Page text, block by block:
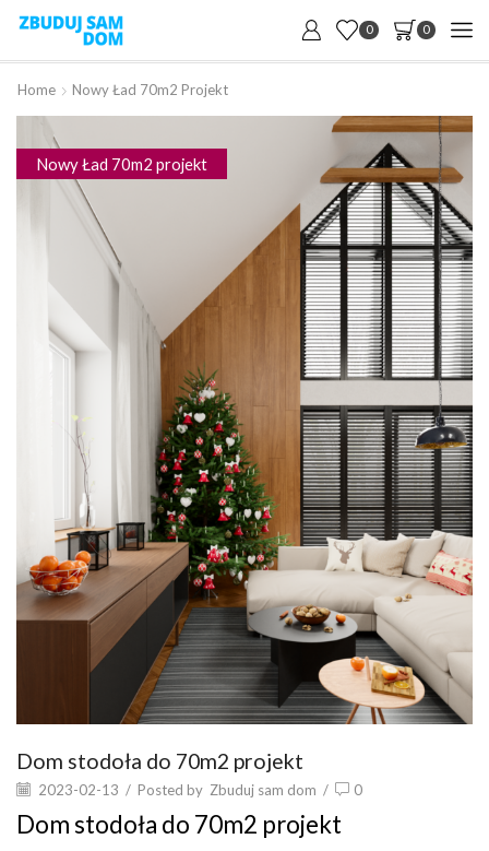
0 0
Home Nowy Ład 70m2 Projekt
Nowy Ład 70m2 projekt
Dom stodoła do 70m2 projekt
2023-02-13 / Posted by Zbuduj sam dom / 0
Dom stodoła do 70m2 projekt